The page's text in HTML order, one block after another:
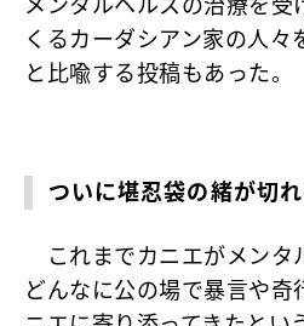
メンタルヘルスの治療を受
くるカーダシアン家の人々
と比喩する投稿もあった。
ついに堪忍袋の緒が切れ
これまでカニエがメンタ
どんなに公の場で暴言や奇